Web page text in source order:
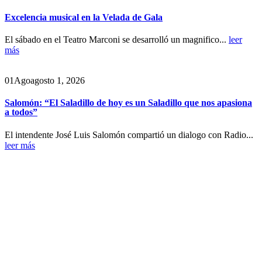
Excelencia musical en la Velada de Gala
El sábado en el Teatro Marconi se desarrolló un magnifico... leer
más
01 Agoagosto 1, 2026
Salomón: “El Saladillo de hoy es un Saladillo que nos apasiona
a todos”
El intendente José Luis Salomón compartió un dialogo con Radio...
leer más